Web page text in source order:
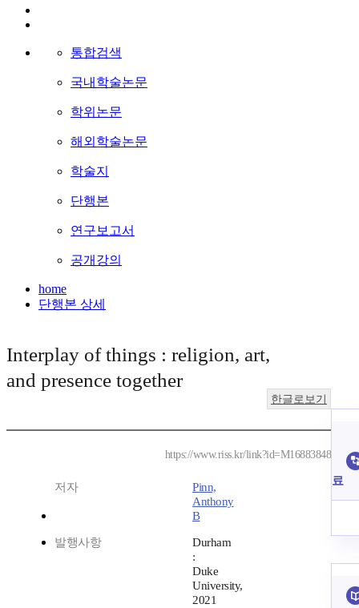
통합검색
국내학술논문
학위논문
해외학술논문
학술지
단행본
연구보고서
공개강의
home
단행본 상세
Interplay of things : religion, art,
and presence together
한글로보기
https://www.riss.kr/link?id=M16883848
저자
Pinn,
Anthony
B
발행사항
Durham
:
Duke
University,
2021
료